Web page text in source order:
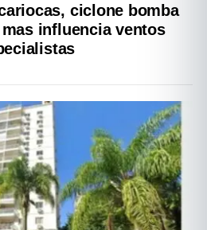
ciclone bomba
influencia ventos